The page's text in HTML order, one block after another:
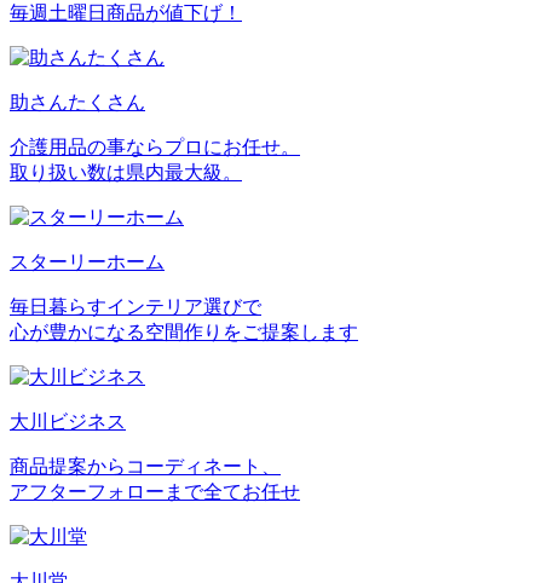
毎週土曜日商品が値下げ！
助さんたくさん
介護用品の事ならプロにお任せ。
取り扱い数は県内最大級。
スターリーホーム
毎日暮らすインテリア選びで
心が豊かになる空間作りをご提案します
大川ビジネス
商品提案からコーディネート、
アフターフォローまで全てお任せ